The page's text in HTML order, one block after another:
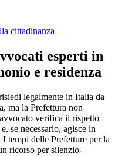
cittadinanza
esperti in
e residenza
legalmente in Italia da
ma la Prefettura non
verifica il rispetto
se necessario, agisce in
tempi delle Prefetture per la
ricorso per silenzio-